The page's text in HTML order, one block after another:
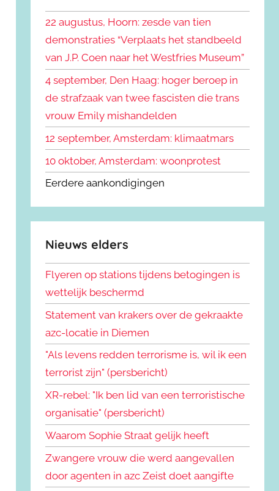
n
a
a
r
:
n
22 augustus, Hoorn: zesde van tien
demonstraties “Verplaats het standbeeld
van J.P. Coen naar het Westfries Museum”
4 september, Den Haag: hoger beroep in
de strafzaak van twee fascisten die trans
vrouw Emily mishandelden
12 september, Amsterdam: klimaatmars
10 oktober, Amsterdam: woonprotest
Eerdere aankondigingen
Nieuws elders
Flyeren op stations tijdens betogingen is
wettelijk beschermd
Statement van krakers over de gekraakte
azc-locatie in Diemen
"Als levens redden terrorisme is, wil ik een
terrorist zijn" (persbericht)
XR-rebel: "Ik ben lid van een terroristische
organisatie" (persbericht)
Waarom Sophie Straat gelijk heeft
Zwangere vrouw die werd aangevallen
door agenten in azc Zeist doet aangifte